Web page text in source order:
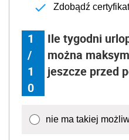
Zdobądź certyfikat
1
/
1
0
Ile tygodni
można
jeszcze przed
nie ma takiej